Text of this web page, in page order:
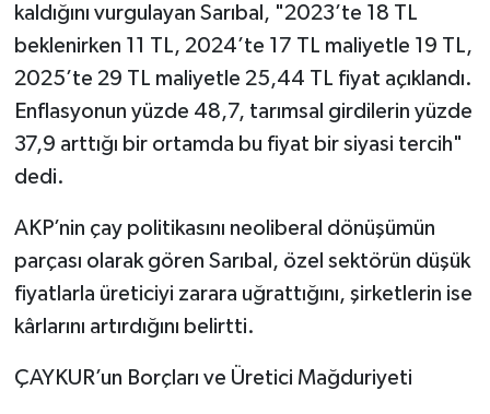
kaldığını vurgulayan Sarıbal, "2023’te 18 TL
beklenirken 11 TL, 2024’te 17 TL maliyetle 19 TL,
2025’te 29 TL maliyetle 25,44 TL fiyat açıklandı.
Enflasyonun yüzde 48,7, tarımsal girdilerin yüzde
37,9 arttığı bir ortamda bu fiyat bir siyasi tercih"
dedi.
AKP’nin çay politikasını neoliberal dönüşümün
parçası olarak gören Sarıbal, özel sektörün düşük
fiyatlarla üreticiyi zarara uğrattığını, şirketlerin ise
kârlarını artırdığını belirtti.
ÇAYKUR’un Borçları ve Üretici Mağduriyeti